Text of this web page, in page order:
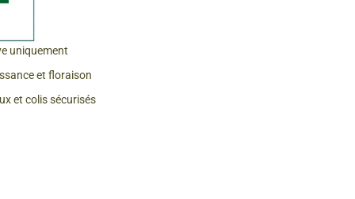
uniquement
et floraison
et colis sécurisés